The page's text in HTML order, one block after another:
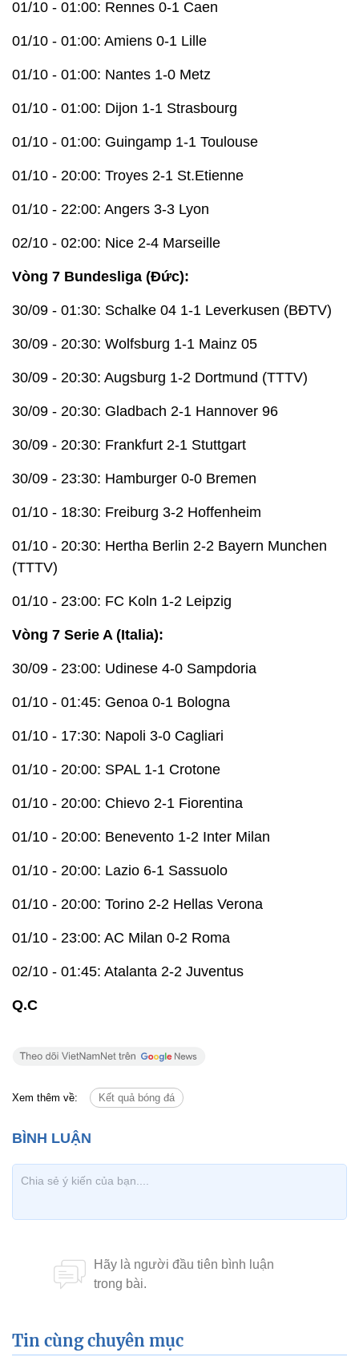
01/10 - 01:00: Rennes 0-1 Caen
01/10 - 01:00: Amiens 0-1 Lille
01/10 - 01:00: Nantes 1-0 Metz
01/10 - 01:00: Dijon 1-1 Strasbourg
01/10 - 01:00: Guingamp 1-1 Toulouse
01/10 - 20:00: Troyes 2-1 St.Etienne
01/10 - 22:00: Angers 3-3 Lyon
02/10 - 02:00: Nice 2-4 Marseille
Vòng 7 Bundesliga (Đức):
30/09 - 01:30: Schalke 04 1-1 Leverkusen (BĐTV)
30/09 - 20:30: Wolfsburg 1-1 Mainz 05
30/09 - 20:30: Augsburg 1-2 Dortmund (TTTV)
30/09 - 20:30: Gladbach 2-1 Hannover 96
30/09 - 20:30: Frankfurt 2-1 Stuttgart
30/09 - 23:30: Hamburger 0-0 Bremen
01/10 - 18:30: Freiburg 3-2 Hoffenheim
01/10 - 20:30: Hertha Berlin 2-2 Bayern Munchen
(TTTV)
01/10 - 23:00: FC Koln 1-2 Leipzig
Vòng 7 Serie A (Italia):
30/09 - 23:00: Udinese 4-0 Sampdoria
01/10 - 01:45: Genoa 0-1 Bologna
01/10 - 17:30: Napoli 3-0 Cagliari
01/10 - 20:00: SPAL 1-1 Crotone
01/10 - 20:00: Chievo 2-1 Fiorentina
01/10 - 20:00: Benevento 1-2 Inter Milan
01/10 - 20:00: Lazio 6-1 Sassuolo
01/10 - 20:00: Torino 2-2 Hellas Verona
01/10 - 23:00: AC Milan 0-2 Roma
02/10 - 01:45: Atalanta 2-2 Juventus
Q.C
Xem thêm về: Kết quả bóng đá
Tin cùng chuyên mục